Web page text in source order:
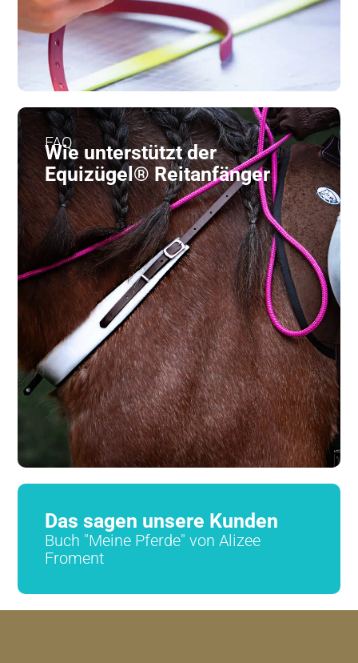
FAQ
Wie unterstützt der
Equizügel® Reitanfänger
Das sagen unsere Kunden
Buch "Meine Pferde" von Alizee
Froment